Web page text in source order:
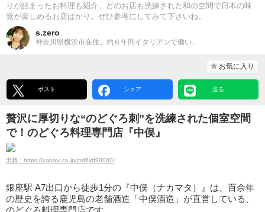
りが詰まったお料理も紹介。どのお店も洗練された和の空間で日本の味
覚が楽しめるお店ばかり。ぜひ参考にしてみて下さいね。
s.zero
神奈川県横浜市在住。約６年間イタリアンで働い...
お気に入り
ポスト シェア 送る
贅沢に厚切りな“のどぐろ刺”を洗練された個室空間
で！のどぐろ料理専門店『中俣』
出典：https://r.gnavi.co.jp/caf6ytf90000/
銀座駅 A7出口から徒歩1分の『中俣（ナカマタ）』は、百余年
の歴史を誇る鹿児島の老舗酒造「中俣酒造」が直営している、
のどぐろ料理専門店です。